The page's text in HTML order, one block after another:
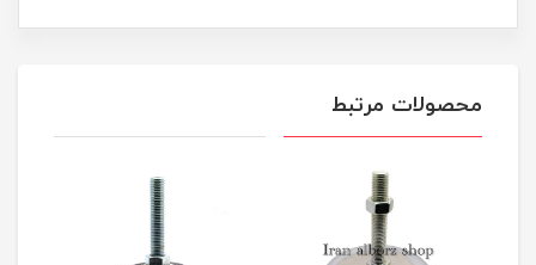
محصولات مرتبط